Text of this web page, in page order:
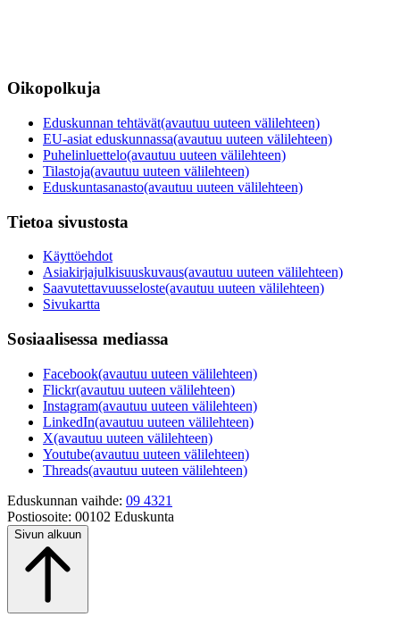
Oikopolkuja
Eduskunnan tehtävät(avautuu uuteen välilehteen)
EU-asiat eduskunnassa(avautuu uuteen välilehteen)
Puhelinluettelo(avautuu uuteen välilehteen)
Tilastoja(avautuu uuteen välilehteen)
Eduskuntasanasto(avautuu uuteen välilehteen)
Tietoa sivustosta
Käyttöehdot
Asiakirjajulkisuuskuvaus(avautuu uuteen välilehteen)
Saavutettavuusseloste(avautuu uuteen välilehteen)
Sivukartta
Sosiaalisessa mediassa
Facebook(avautuu uuteen välilehteen)
Flickr(avautuu uuteen välilehteen)
Instagram(avautuu uuteen välilehteen)
LinkedIn(avautuu uuteen välilehteen)
X(avautuu uuteen välilehteen)
Youtube(avautuu uuteen välilehteen)
Threads(avautuu uuteen välilehteen)
Eduskunnan vaihde: 09 4321
Postiosoite: 00102 Eduskunta
Sivun alkuun